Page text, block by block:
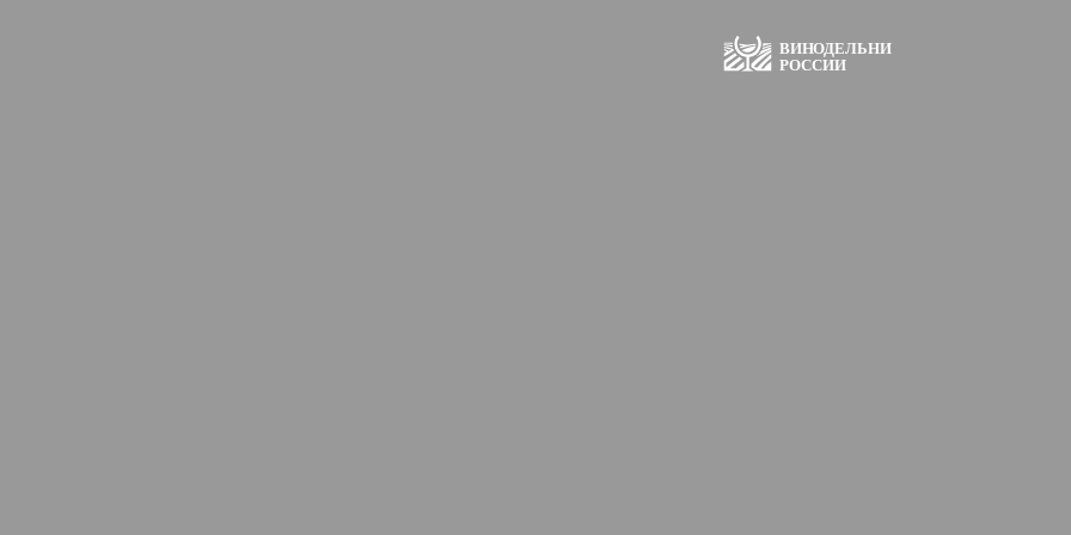
ВИНОДЕЛЬНИ
РОССИИ